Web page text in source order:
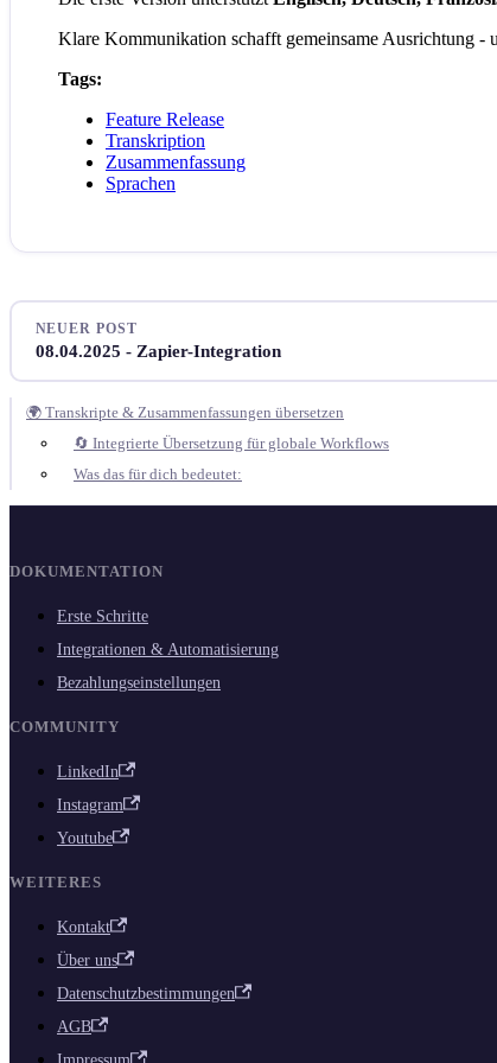
Klare Kommunikation schafft gemeinsame Ausrichtung -
Tags:
Feature Release
Transkription
Zusammenfassung
Sprachen
NEUER POST
08.04.2025 - Zapier-Integration
🌍 Transkripte & Zusammenfassungen übersetzen
🔄 Integrierte Übersetzung für globale Workflows
Was das für dich bedeutet:
DOKUMENTATION
Erste Schritte
Integrationen & Automatisierung
Bezahlungseinstellungen
COMMUNITY
LinkedIn
Instagram
Youtube
WEITERES
Kontakt
Über uns
Datenschutzbestimmungen
AGB